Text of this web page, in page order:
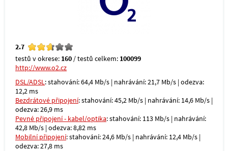
2.7
testů v okrese: 160 / testů celkem: 100099
http://www.o2.cz
DSL/ADSL: stahování: 64,4 Mb/s | nahrávání: 21,7 Mb/s | odezva:
12,2 ms
Bezdrátové připojení: stahování: 45,2 Mb/s | nahrávání: 14,6 Mb/s |
odezva: 26,9 ms
Pevné připojení - kabel/optika: stahování: 113 Mb/s | nahrávání:
42,8 Mb/s | odezva: 8,82 ms
Mobilní připojení: stahování: 24,6 Mb/s | nahrávání: 12,4 Mb/s |
odezva: 27,8 ms